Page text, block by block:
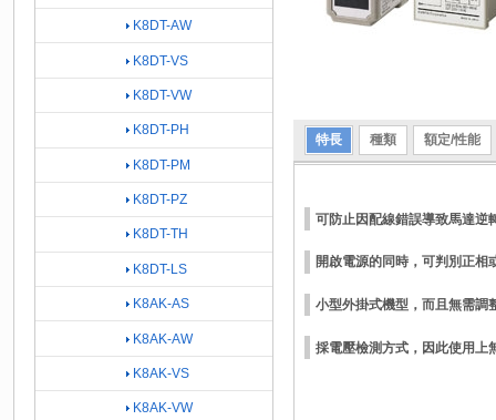
特長 種類 額定/性能
可防止因配線錯誤導致馬達逆
開啟電源的同時，可判別正相
小型外掛式機型，而且無需調
採電壓檢測方式，因此使用上
K8DT-AW
K8DT-VS
K8DT-VW
K8DT-PH
K8DT-PM
K8DT-PZ
K8DT-TH
K8DT-LS
K8AK-AS
K8AK-AW
K8AK-VS
K8AK-VW